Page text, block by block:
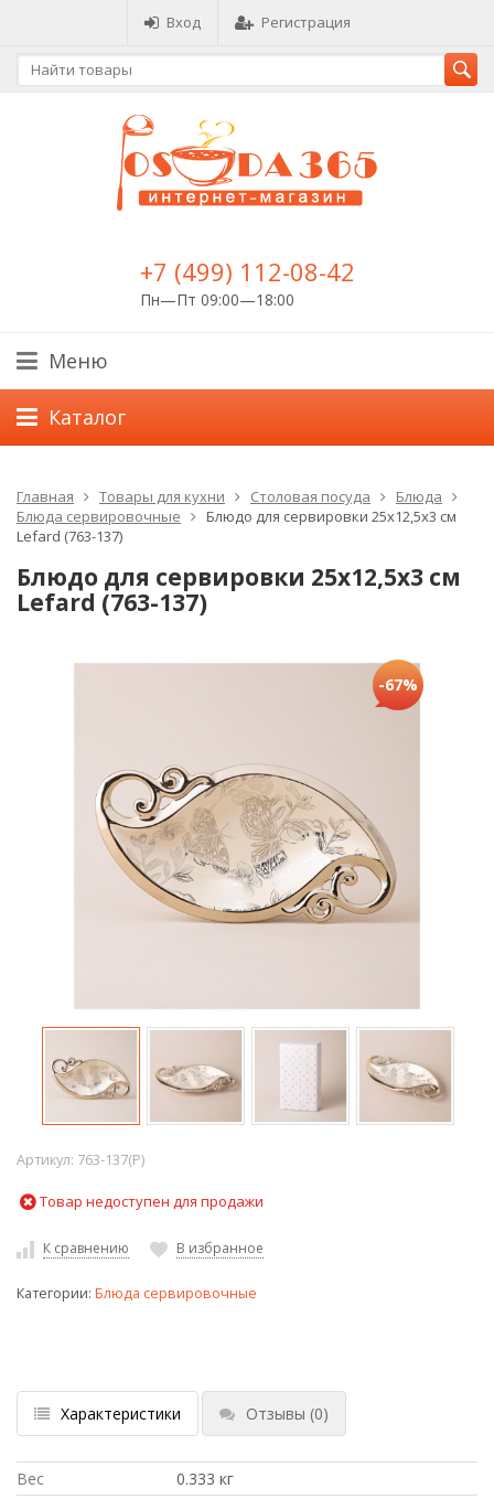
Вход Регистрация
+7 (499) 112-08-42
Пн—Пт 09:00—18:00
Меню
Каталог
Главная Товары для кухни Столовая посуда
Блюда
Блюда сервировочные
Блюдо для сервировки 25х12,5х3 см
Lefard (763-137)
Блюдо для сервировки 25х12,5х3 см
Lefard (763-137)
-67%
Артикул: 763-137(P)
Товар недоступен для продажи
К сравнению В избранное
Категории: Блюда сервировочные
Характеристики Отзывы (0)
Вес
0.333 кг